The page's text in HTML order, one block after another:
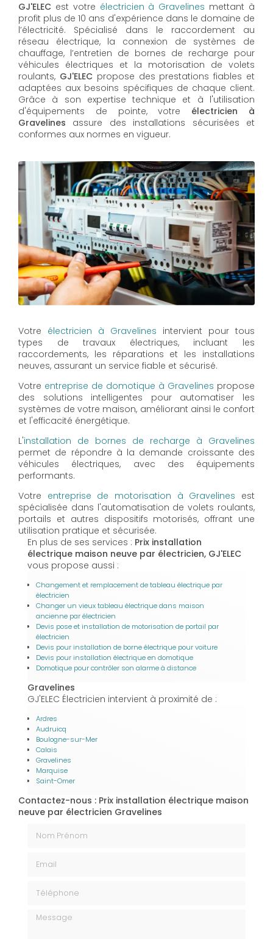
GJ'ELEC est votre électricien à Gravelines mettant à
profit plus de 10 ans d'expérience dans le domaine de
l’électricité. Spécialisé dans le raccordement au
réseau électrique, la connexion de systèmes de
chauffage, l’entretien de bornes de recharge pour
véhicules électriques et la motorisation de volets
roulants, GJ'ELECpropose des prestations fiables et
adaptées aux besoins spécifiques de chaque client.
Grâce à son expertise technique et à l'utilisation
d'équipements de pointe, votre électricien à
Gravelines assure des installations sécurisées et
conformes aux normes en vigueur.
Votre électricien à Gravelines intervient pour tous
types de travaux électriques, incluant les
raccordements, les réparations et les installations
neuves, assurant un service fiable et sécurisé.
Votre entreprise de domotique à Gravelines propose
des solutions intelligentes pour automatiser les
systèmes de votre maison, améliorant ainsi le confort
et l'efficacité énergétique.
L'installation de bornes de recharge à Gravelines
permet de répondre à la demande croissante des
véhicules électriques, avec des équipements
performants.
Votre entreprise de motorisation à Gravelines est
spécialisée dans l'automatisation de volets roulants,
portails et autres dispositifs motorisés, offrant une
utilisation pratique et sécurisée.
En plus de ses services : Prix installation
électrique maison neuve par électricien, GJ'ELEC
vous propose aussi :
Changement et remplacement de tableau électrique par
électricien
Changer un vieux tableau électrique dans maison
ancienne par électricien
Devis pose et installation de motorisation de portail par
électricien
Devis pour installation de borne électrique pour voiture
Devis pour installation électrique en domotique
Domotique pour contrôler son alarme à distance
Gravelines
GJ'ELEC Électricien intervient à proximité de :
Ardres
Audruicq
Boulogne-sur-Mer
Calais
Gravelines
Marquise
Saint-Omer
Contactez-nous : Prix installation électrique maison
neuve par électricien Gravelines
Message